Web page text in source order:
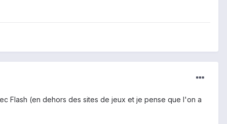
Flash (en dehors des sites de jeux et je pense que l'on a